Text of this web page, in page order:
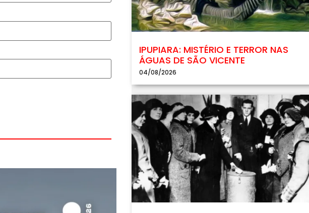
IPUPIARA: MISTÉRIO E TERROR NAS
ÁGUAS DE SÃO VICENTE
04/08/2026